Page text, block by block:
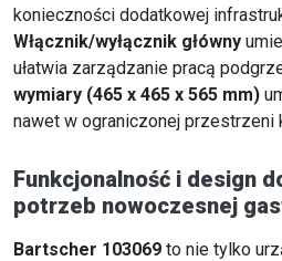
konieczności dodatkowej
Włącznik/wyłącznik główny
ułatwia zarządzanie pracą
wymiary (465 x 465 x 565 mm)
nawet w ograniczonej przestrzeni
Funkcjonalność i design
potrzeb nowoczesnej
Bartscher 103069 to nie tylko